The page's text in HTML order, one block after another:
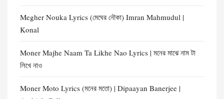
Megher Nouka Lyrics (মেঘের নৌকা) Imran Mahmudul |
Konal
Moner Majhe Naam Ta Likhe Nao Lyrics | মনের মাঝে নাম টা
লিখে নাও
Moner Moto Lyrics (মনের মতো) | Dipaayan Banerjee |